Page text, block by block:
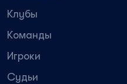
Клубы
Команды
Игроки
Судьи